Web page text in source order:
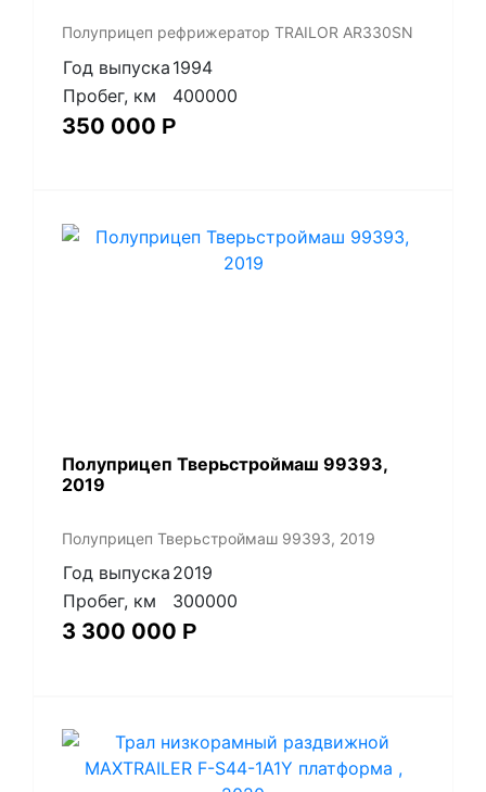
Полуприцеп рефрижератор TRAILOR AR330SN
Год выпуска 1994
Пробег, км
400000
350 000 Р
Полуприцеп Тверьстроймаш 99393,
2019
Полуприцеп Тверьстроймаш 99393, 2019
Год выпуска 2019
Пробег, км
300000
3 300 000 Р